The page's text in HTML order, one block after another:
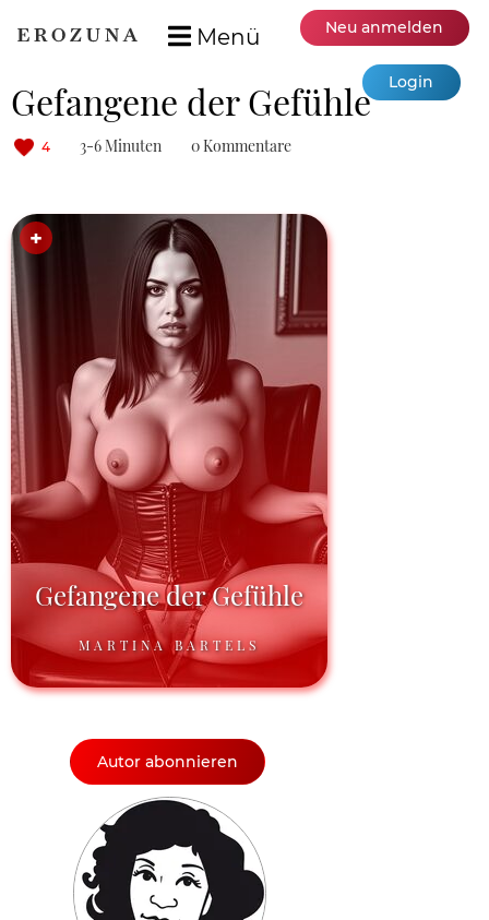
Menü Neu anmelden
Login
Gefangene der Gefühle
4 3-6 Minuten 0 Kommentare
Gefangene der Gefühle
MARTINA BARTELS
Autor abonnieren